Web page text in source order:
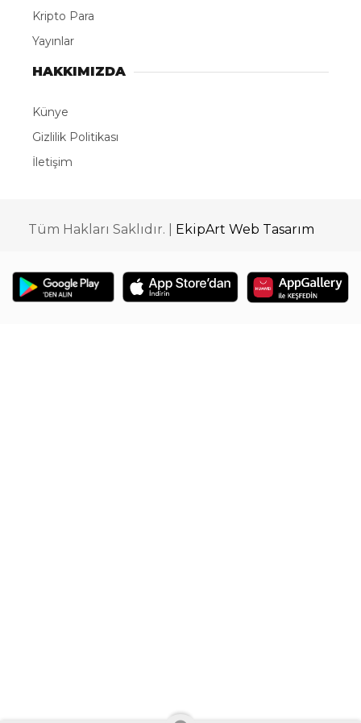
Kripto Para
Yayınlar
HAKKIMIZDA
Künye
Gizlilik Politikası
İletişim
Tüm Hakları Saklıdır. | EkipArt Web Tasarım